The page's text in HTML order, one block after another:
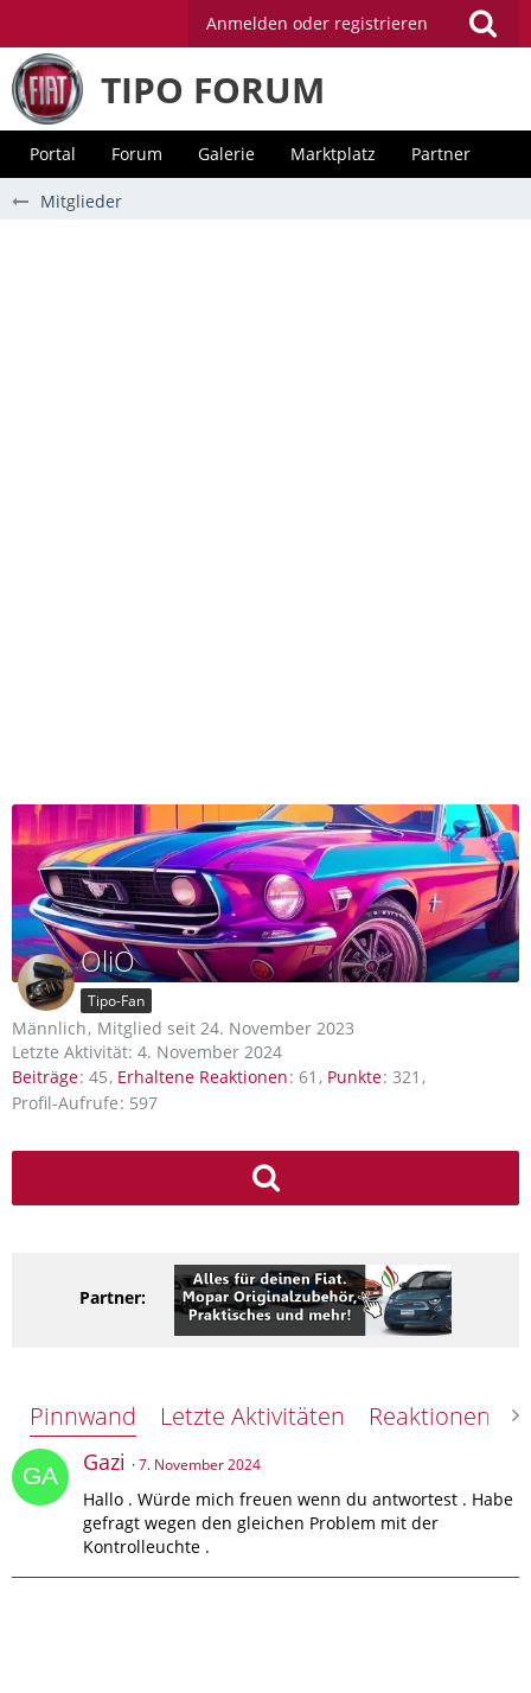
Anmelden oder registrieren
TIPO FORUM
Portal Forum Galerie Marktplatz Partner
Mitglieder
OliO
Tipo-Fan
Männlich Mitglied seit 24. November 2023
Letzte Aktivität: 4. November 2024
Beiträge 45 Erhaltene Reaktionen 61 Punkte 321
Profil-Aufrufe 597
Partner:
Pinnwand Letzte Aktivitäten Reaktionen
Gazi 7. November 2024
Hallo . Würde mich freuen wenn du antwortest . Habe
gefragt wegen den gleichen Problem mit der
Kontrolleuchte .